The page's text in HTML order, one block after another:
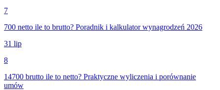
7
700 netto ile to brutto? Poradnik i kalkulator wynagrodzeń 2026
31 lip
8
14700 brutto ile to netto? Praktyczne wyliczenia i porównanie
umów